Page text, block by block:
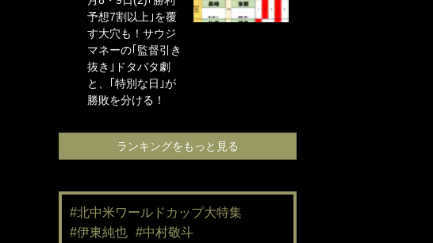
予想7割以上｣を覆
す大穴も！サウジ
マネーの｢監督引き
抜き｣ドタバタ劇
と、｢特別な日｣が
勝敗を分ける！
ランキングをもっと見る
#北中米ワールドカップ大特集
#伊東純也 #中村敬斗